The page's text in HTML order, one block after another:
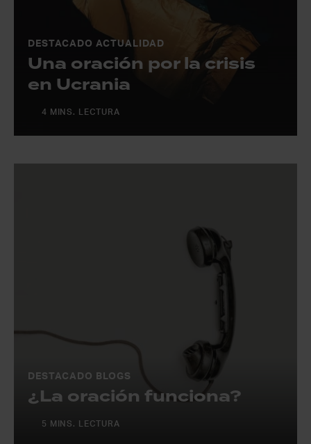
DESTACADO ACTUALIDAD
Una oración por la crisis
en Ucrania
4 MINS. LECTURA
DESTACADO BLOGS
¿La oración funciona?
5 MINS. LECTURA